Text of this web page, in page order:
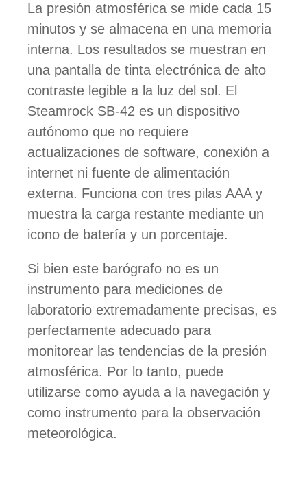
La presión atmosférica se mide cada 15
minutos y se almacena en una memoria
interna. Los resultados se muestran en
una pantalla de tinta electrónica de alto
contraste legible a la luz del sol. El
Steamrock SB-42 es un dispositivo
autónomo que no requiere
actualizaciones de software, conexión a
internet ni fuente de alimentación
externa. Funciona con tres pilas AAA y
muestra la carga restante mediante un
icono de batería y un porcentaje.
Si bien este barógrafo no es un
instrumento para mediciones de
laboratorio extremadamente precisas, es
perfectamente adecuado para
monitorear las tendencias de la presión
atmosférica. Por lo tanto, puede
utilizarse como ayuda a la navegación y
como instrumento para la observación
meteorológica.